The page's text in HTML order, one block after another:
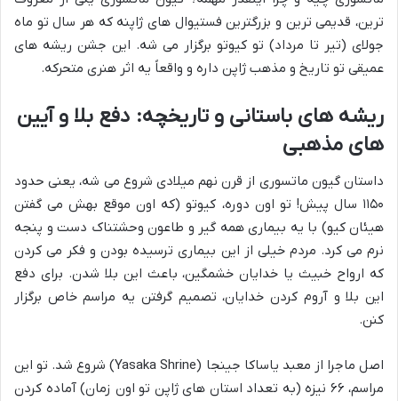
ترین، قدیمی ترین و بزرگترین فستیوال های ژاپنه که هر سال تو ماه
جولای (تیر تا مرداد) تو کیوتو برگزار می شه. این جشن ریشه های
عمیقی تو تاریخ و مذهب ژاپن داره و واقعاً یه اثر هنری متحرکه.
ریشه های باستانی و تاریخچه: دفع بلا و آیین
های مذهبی
داستان گیون ماتسوری از قرن نهم میلادی شروع می شه، یعنی حدود
۱۱۵۰ سال پیش! تو اون دوره، کیوتو (که اون موقع بهش می گفتن
هیئان کیو) با یه بیماری همه گیر و طاعون وحشتناک دست و پنجه
نرم می کرد. مردم خیلی از این بیماری ترسیده بودن و فکر می کردن
که ارواح خبیث یا خدایان خشمگین، باعث این بلا شدن. برای دفع
این بلا و آروم کردن خدایان، تصمیم گرفتن یه مراسم خاص برگزار
کنن.
اصل ماجرا از معبد یاساکا جینجا (Yasaka Shrine) شروع شد. تو این
مراسم، ۶۶ نیزه (به تعداد استان های ژاپن تو اون زمان) آماده کردن